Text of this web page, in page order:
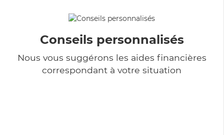
Conseils personnalisés
Nous vous suggérons les aides financières
correspondant à votre situation